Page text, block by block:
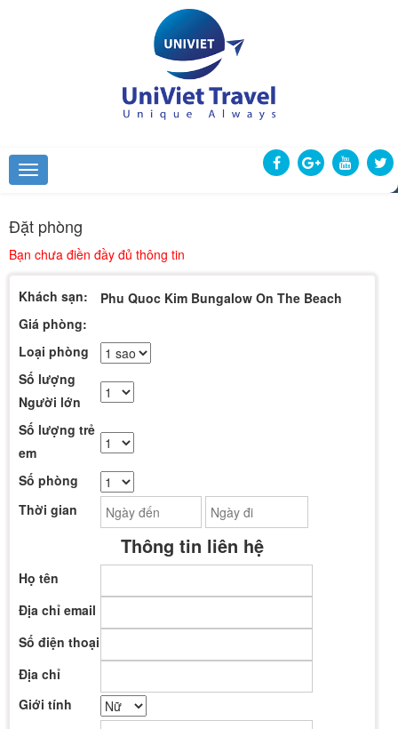
Đặt phòng
Bạn chưa điền đầy đủ thông tin
Khách sạn:
Phu Quoc Kim Bungalow On The Beach
Giá phòng:
Loại phòng
Số lượng
Người lớn
Số lượng trẻ
em
Số phòng
Thời gian
Thông tin liên hệ
Họ tên
Địa chỉ email
Số điện thoại
Địa chỉ
Giới tính